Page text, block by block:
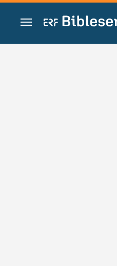
Zum Inhalt springen